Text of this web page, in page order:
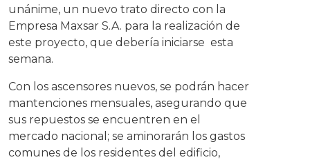
unánime, un nuevo trato directo con la
Empresa Maxsar S.A. para la realización de
este proyecto, que debería iniciarse esta
semana.
Con los ascensores nuevos, se podrán hacer
mantenciones mensuales, asegurando que
sus repuestos se encuentren en el
mercado nacional; se aminorarán los gastos
comunes de los residentes del edificio,